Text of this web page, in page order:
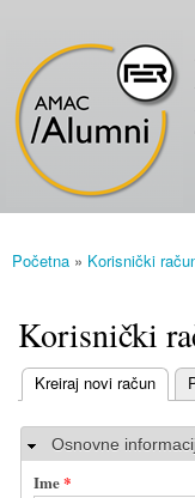
Vi ste ovdje
Početna » Korisnički
Korisnički
Primarni tabovi
Kreiraj novi račun
(aktivni tab)
Sakrij
Osnovne
Ime*